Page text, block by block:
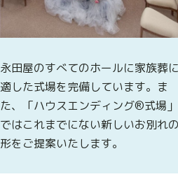
永田屋のすべてのホールに家族葬に
適した式場を完備しています。ま
た、「ハウスエンディング®式場」
ではこれまでにない新しいお別れの
形をご提案いたします。